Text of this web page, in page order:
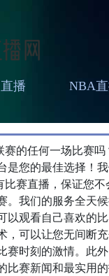
播 NBA
赛的任何一场比赛吗
是您的最佳选择！
比赛直播，保证您不
。我们的服务全天
以观看自己喜欢的
，可以让您无间断
赛时刻的激情。此
比赛新闻和最实用